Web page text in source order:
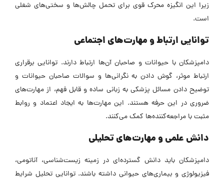
زیرا این انگیزه محرک قوی برای تحمل چالش‌ها و سختی‌های شغلی
است.
توانایی ارتباط و مهارت‌های اجتماعی
دامپزشکان با حیوانات و صاحبان آن‌ها ارتباط دارند. توانایی برقراری
ارتباط موثر، گوش دادن به نگرانی‌ها و سوالات صاحبان حیوانات و
توضیح دادن مسائل پزشکی به زبانی ساده و قابل فهم، از مهارت‌های
ضروری در این حرفه هستند. این مهارت‌ها به ایجاد اعتماد و روابط
مثبت با مراجعه‌کننده‌ها کمک می‌کنند.
دانش علمی و مهارت‌های تحلیلی
دامپزشکان باید دانش گسترده‌ای در زمینه زیست‌شناسی، آناتومی،
فیزیولوژی و بیماری‌های حیوانی داشته باشند. توانایی تحلیل شرایط